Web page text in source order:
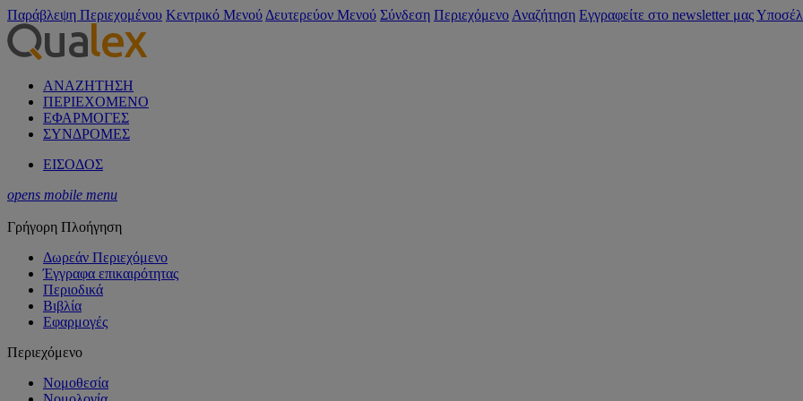
Παράβλεψη Περιεχομένου Κεντρικό Μενού Δευτερεύον Μενού Σύνδεση Περιεχόμενο Αναζήτηση Εγγραφείτε στο newsletter μας
ΑΝΑΖΗΤΗΣΗ
ΠΕΡΙΕΧΟΜΕΝΟ
ΕΦΑΡΜΟΓΕΣ
ΣΥΝΔΡΟΜΕΣ
ΕΙΣΟΔΟΣ
opens mobile menu
Γρήγορη Πλοήγηση
Δωρεάν Περιεχόμενο
Έγγραφα επικαιρότητας
Περιοδικά
Βιβλία
Εφαρμογές
Περιεχόμενο
Νομοθεσία